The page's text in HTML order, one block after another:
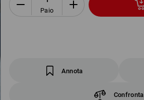
Paio
Annota
Confronta